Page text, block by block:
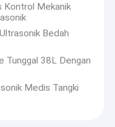
Kontrol Mekanik
Bedah
Tunggal 38L Dengan
Medis Tangki
yang andal dan
pembersih profesional
pembersihan terbaik
kami.Tim insinyur kami
dari pemilihan
yang kuat di